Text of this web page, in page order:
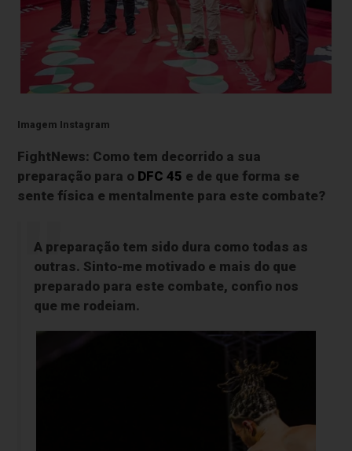
Imagem Instagram
FightNews: Como tem decorrido a sua
preparação para o DFC 45 e de que forma se
sente física e mentalmente para este combate?
A preparação tem sido dura como todas as
outras. Sinto-me motivado e mais do que
preparado para este combate, confio nos
que me rodeiam.